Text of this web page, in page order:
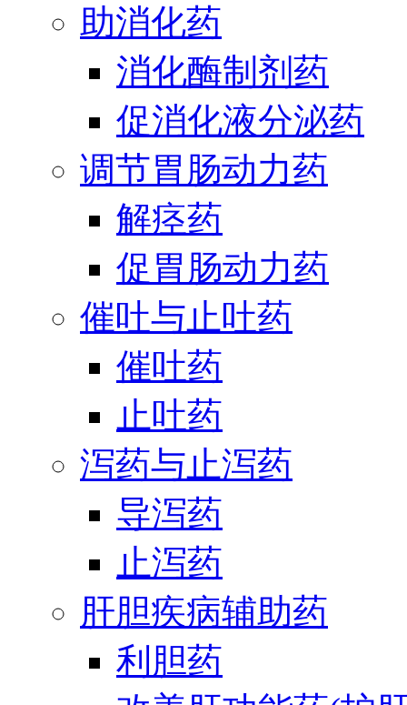
助消化药
消化酶制剂药
促消化液分泌药
调节胃肠动力药
解痉药
促胃肠动力药
催吐与止吐药
催吐药
止吐药
泻药与止泻药
导泻药
止泻药
肝胆疾病辅助药
利胆药